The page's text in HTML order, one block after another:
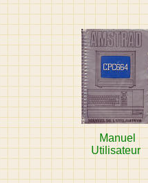
Manuel
Utilisateur